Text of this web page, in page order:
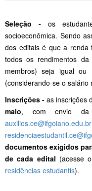
Seleção -os
socioeconômica. Sendo
dos editais é que a renda
todos os rendimentos
membros) seja igual
(considerando-se o
Inscrições - as inscrições
maio, com envio da
auxilios.ce@ifgoiano.edu.br
documentos exigidos
de cada edital (acesse
residências estudantis).